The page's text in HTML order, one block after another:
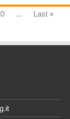
... Last »